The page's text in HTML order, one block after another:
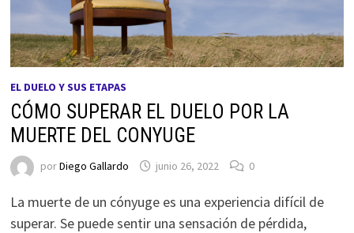
EL DUELO Y SUS ETAPAS
CÓMO SUPERAR EL DUELO POR LA
MUERTE DEL CONYUGE
porDiego Gallardo junio 26, 2022 0
La muerte de un cónyuge es una experiencia difícil de
superar. Se puede sentir una sensación de pérdida,